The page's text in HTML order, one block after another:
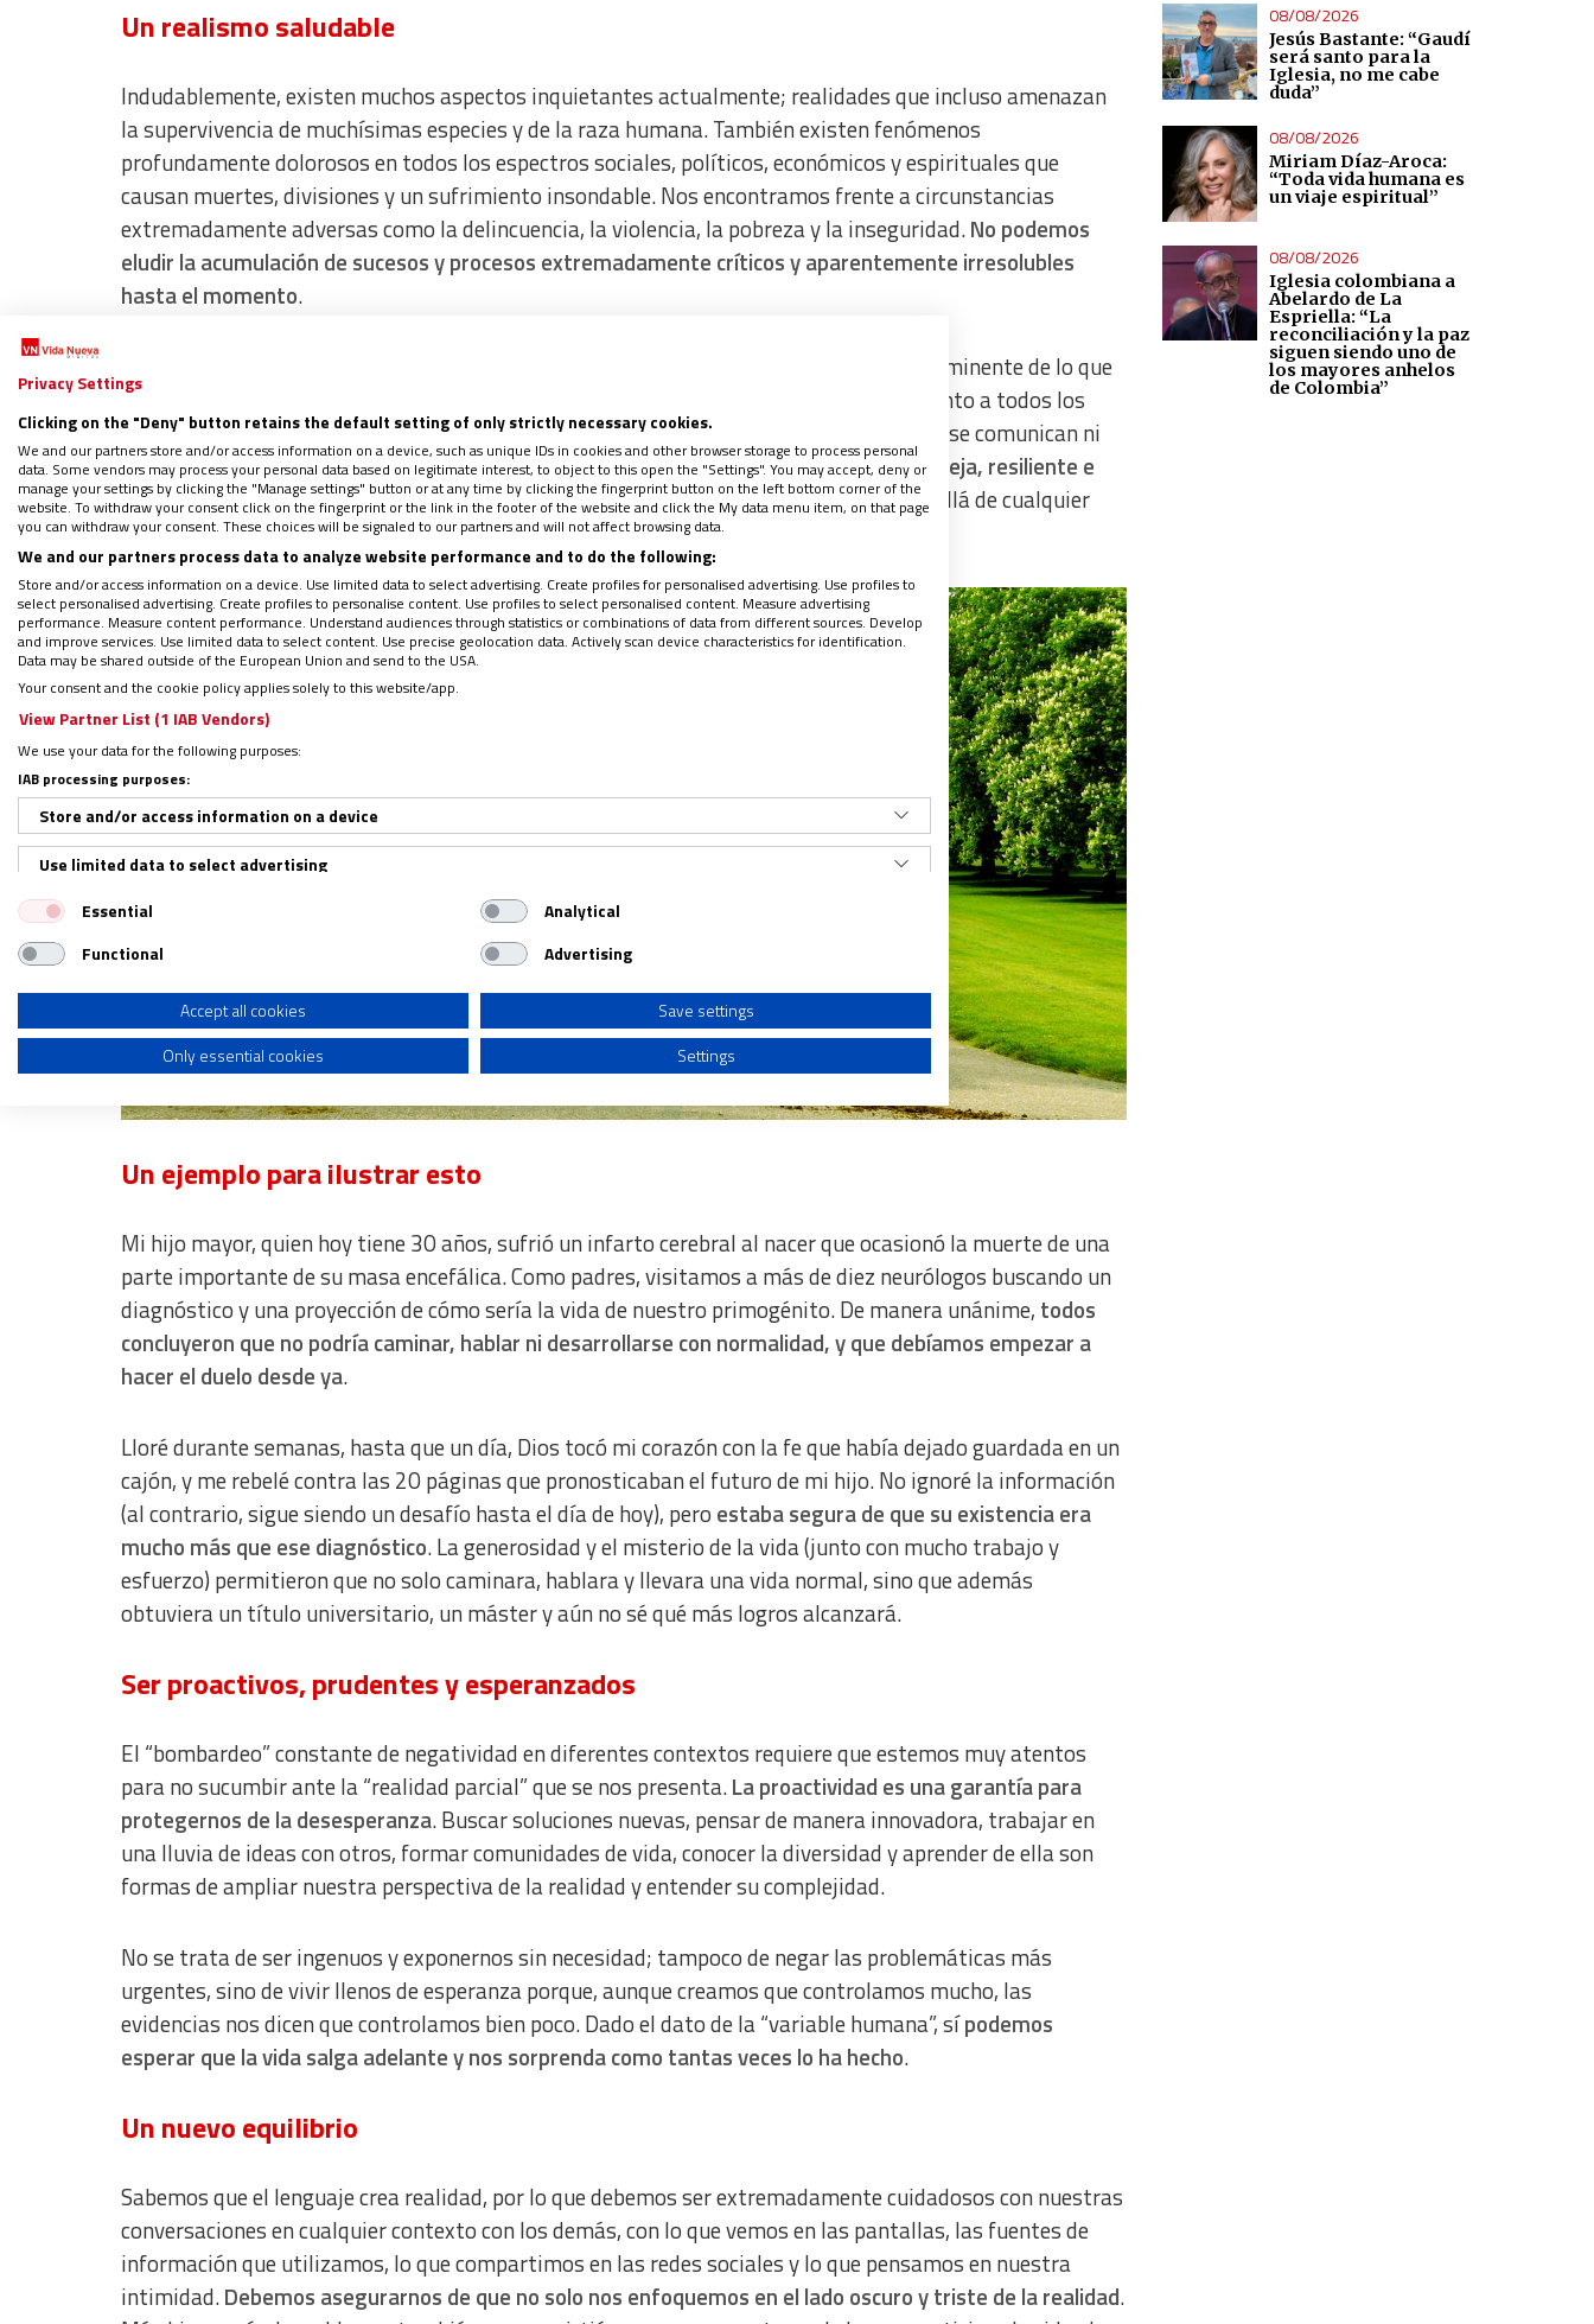
Un realismo saludable
Indudablemente, existen muchos aspectos inquietantes actualmente; realidades que incluso amenazan
la supervivencia de muchísimas especies y de la raza humana. También existen fenómenos
profundamente dolorosos en todos los espectros sociales, políticos, económicos y espirituales que
causan muertes, divisiones y un sufrimiento insondable. Nos encontramos frente a circunstancias
extremadamente adversas como la delincuencia, la violencia, la pobreza y la inseguridad.No podemos
eludir la acumulación de sucesos y procesos extremadamente críticos y aparentemente irresolubles
hasta el momento.
Los análisis y proyecciones de todo esto pronostican un desenlace o una destrucción inminente de lo que
conocemos. Sin embargo, la esencia del asunto es que la realidad no se reduce a eso. Junto a todos los
conflictos y dolores del mundo, también existen infinitas variables y elementos que no se comunican ni
se suman, pero que pueden marcar la diferencia.La vida es mucho más opulenta, compleja, resiliente e
impredecible de lo que la mente puede llegar a captar y siempre se abre camino, más allá de cualquier
pronóstico o cálculo racional.
Un ejemplo para ilustrar esto
Mi hijo mayor, quien hoy tiene 30 años, sufrió un infarto cerebral al nacer que ocasionó la muerte de una
parte importante de su masa encefálica. Como padres, visitamos a más de diez neurólogos buscando un
diagnóstico y una proyección de cómo sería la vida de nuestro primogénito. De manera unánime, todos
concluyeron que no podría caminar, hablar ni desarrollarse con normalidad, y que debíamos empezar a
hacer el duelo desde ya.
Lloré durante semanas, hasta que un día, Dios tocó mi corazón con la fe que había dejado guardada en un
cajón, y me rebelé contra las 20 páginas que pronosticaban el futuro de mi hijo. No ignoré la información
(al contrario, sigue siendo un desafío hasta el día de hoy), pero estaba segura de que su existencia era
mucho más que ese diagnóstico. La generosidad y el misterio de la vida (junto con mucho trabajo y
esfuerzo) permitieron que no solo caminara, hablara y llevara una vida normal, sino que además
obtuviera un título universitario, un máster y aún no sé qué más logros alcanzará.
Ser proactivos, prudentes y esperanzados
El “bombardeo” constante de negatividad en diferentes contextos requiere que estemos muy atentos
para no sucumbir ante la “realidad parcial” que se nos presenta.La proactividad es una garantía para
protegernos de la desesperanza. Buscar soluciones nuevas, pensar de manera innovadora, trabajar en
una lluvia de ideas con otros, formar comunidades de vida, conocer la diversidad y aprender de ella son
formas de ampliar nuestra perspectiva de la realidad y entender su complejidad.
No se trata de ser ingenuos y exponernos sin necesidad; tampoco de negar las problemáticas más
urgentes, sino de vivir llenos de esperanza porque, aunque creamos que controlamos mucho, las
evidencias nos dicen que controlamos bien poco. Dado el dato de la “variable humana”, sípodemos
esperar que la vida salga adelante y nos sorprenda como tantas veces lo ha hecho.
Un nuevo equilibrio
Sabemos que el lenguaje crea realidad, por lo que debemos ser extremadamente cuidadosos con nuestras
conversaciones en cualquier contexto con los demás, con lo que vemos en las pantallas, las fuentes de
información que utilizamos, lo que compartimos en las redes sociales y lo que pensamos en nuestra
intimidad.Debemos asegurarnos de que no solo nos enfoquemos en el lado oscuro y triste de la realidad.
08/08/2026
Jesús Bastante: “Gaudí
será santo para la
Iglesia, no me cabe
duda”
08/08/2026
Miriam Díaz-Aroca:
“Toda vida humana es
un viaje espiritual”
08/08/2026
Iglesia colombiana a
Abelardo de La
Espriella: “La
reconciliación y la paz
siguen siendo uno de
los mayores anhelos
de Colombia”
Privacy Settings
Clicking on the "Deny" button retains the default setting of only strictly necessary cookies.
We and our partners store and/or access information on a device, such as unique IDs in cookies and other browser storage to process personal
data. Some vendors may process your personal data based on legitimate interest, to object to this open the "Settings". You may accept, deny or
manage your settings by clicking the "Manage settings" button or at any time by clicking the fingerprint button on the left bottom corner of the
website. To withdraw your consent click on the fingerprint or the link in the footer of the website and click the My data menu item, on that page
you can withdraw your consent. These choices will be signaled to our partners and will not affect browsing data.
We and our partners process data to analyze website performance and to do the following:
Store and/or access information on a device. Use limited data to select advertising. Create profiles for personalised advertising. Use profiles to
select personalised advertising. Create profiles to personalise content. Use profiles to select personalised content. Measure advertising
performance. Measure content performance. Understand audiences through statistics or combinations of data from different sources. Develop
and improve services. Use limited data to select content. Use precise geolocation data. Actively scan device characteristics for identification.
Data may be shared outside of the European Union and send to the USA.
Your consent and the cookie policy applies solely to this website/app.
View Partner List (1 IAB Vendors)
We use your data for the following purposes:
IAB processing purposes:
Store and/or access information on a device
Use limited data to select advertising
Create profiles for personalised advertising
Use profiles to select personalised advertising
Create profiles to personalise content
Use profiles to select personalised content
Measure advertising performance
Develop and improve services
Use limited data to select content
IAB Special Features:
Use precise geolocation data
Essential
Analytical
Functional
Advertising
Accept all cookies
Save settings
Only essential cookies
Settings